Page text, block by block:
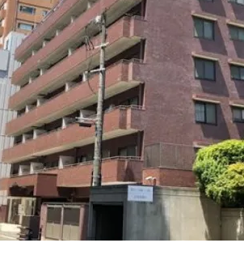
ファインコート
室
テルノ池袋オーヴ